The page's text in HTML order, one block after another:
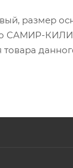
размер
САМИР-
товара